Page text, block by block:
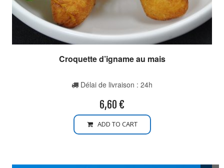
Croquette d’igname au mais
Délai de livraison : 24h
6,60 €
ADD TO CART